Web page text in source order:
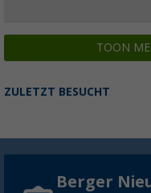
TOON
ZULETZT BESUCHT
Berger